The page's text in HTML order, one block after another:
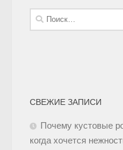
СВЕЖИЕ ЗАПИСИ
Почему кустовые
когда хочется